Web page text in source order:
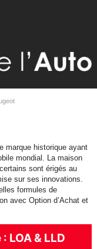
marque historique ayant
mondial. La maison
sont érigés au
sur ses innovations.
formules de
avec Option d’Achat et